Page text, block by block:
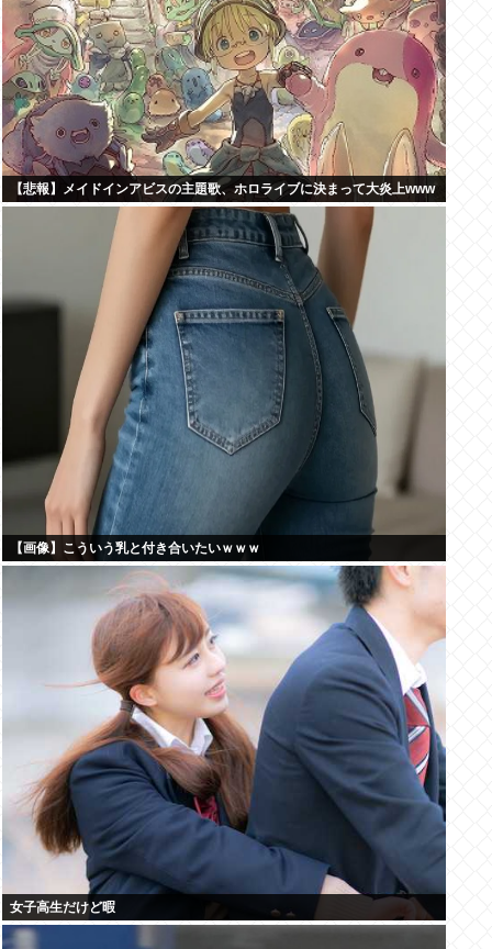
【悲報】メイドインアビスの主題歌、ホロライブに決まって大炎上www
【画像】こういう乳と付き合いたいｗｗｗ
女子高生だけど暇